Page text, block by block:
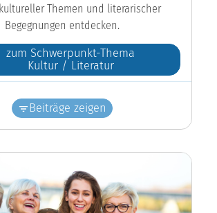
Themen und literarischer
Begegnungen entdecken.
zum Schwerpunkt-Thema
Kultur / Literatur
Beiträge zeigen